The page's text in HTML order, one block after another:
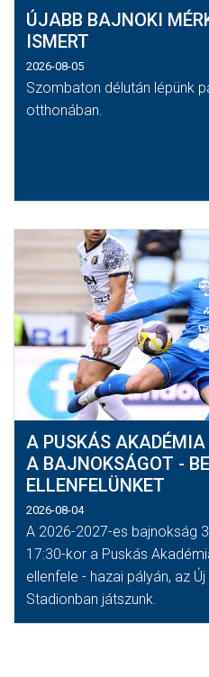
ÚJABB BAJNOKI
ISMERT
2026-08-05
Szombaton délután lépünk
otthonában.
A PUSKÁS
A BAJNOKSÁGOT -
ELLENFELÜNKET
2026-08-04
A 2026-2027-es bajnokság
17:30-kor a Puskás
ellenfele - hazai pályán, az
Stadionban játszunk.